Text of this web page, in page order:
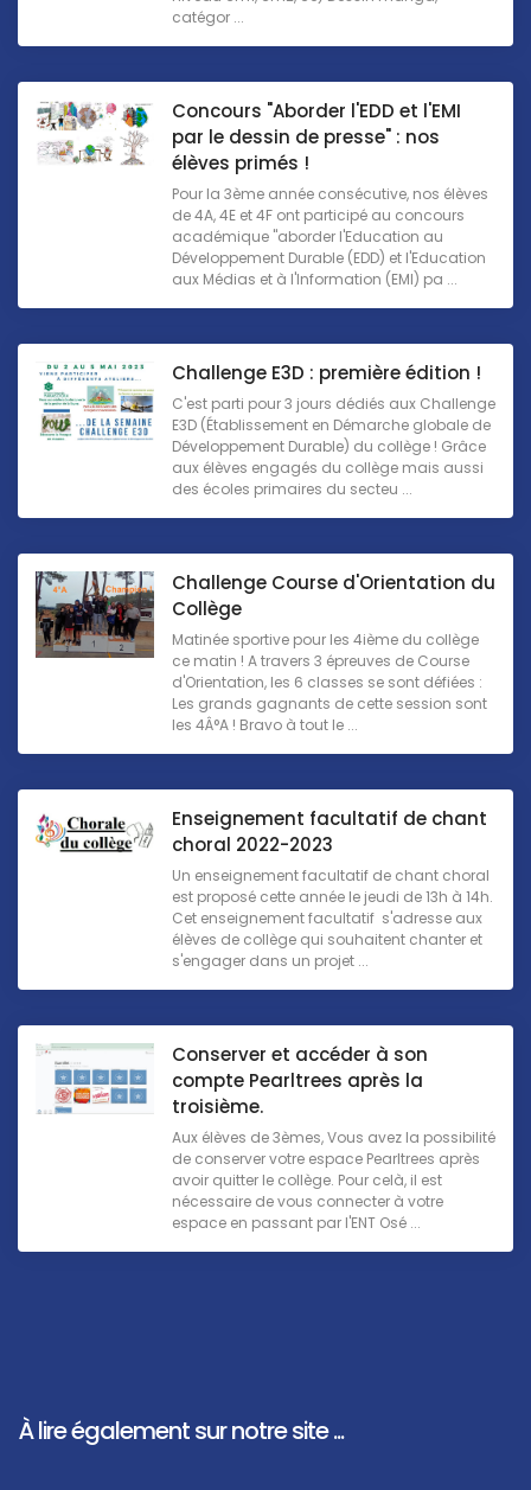
catégor ...
Concours "Aborder l'EDD et l'EMI
par le dessin de presse" : nos
élèves primés !
Pour la 3ème année consécutive, nos élèves
de 4A, 4E et 4F ont participé au concours
académique "aborder l'Education au
Développement Durable (EDD) et l'Education
aux Médias et à l'Information (EMI) pa ...
Challenge E3D : première édition !
C'est parti pour 3 jours dédiés aux Challenge
E3D (Établissement en Démarche globale de
Développement Durable) du collège ! Grâce
aux élèves engagés du collège mais aussi
des écoles primaires du secteu ...
Challenge Course d'Orientation du
Collège
Matinée sportive pour les 4ième du collège
ce matin ! A travers 3 épreuves de Course
d'Orientation, les 6 classes se sont défiées :
Les grands gagnants de cette session sont
les 4Â°A ! Bravo à tout le ...
Enseignement facultatif de chant
choral 2022-2023
Un enseignement facultatif de chant choral
est proposé cette année le jeudi de 13h à 14h.
Cet enseignement facultatif s'adresse aux
élèves de collège qui souhaitent chanter et
s'engager dans un projet ...
Conserver et accéder à son
compte Pearltrees après la
troisième.
Aux élèves de 3èmes, Vous avez la possibilité
de conserver votre espace Pearltrees après
avoir quitter le collège. Pour celà, il est
nécessaire de vous connecter à votre
espace en passant par l'ENT Osé ...
À lire également sur notre site ...